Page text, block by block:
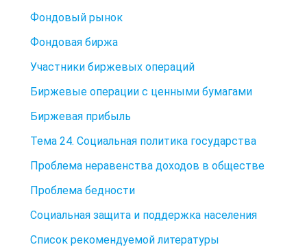
Фондовый рынок
Фондовая биржа
Участники биржевых операций
Биржевые операции с ценными бумагами
Биржевая прибыль
Тема 24. Социальная политика государства
Проблема неравенства доходов в обществе
Проблема бедности
Социальная защита и поддержка населения
Список рекомендуемой литературы